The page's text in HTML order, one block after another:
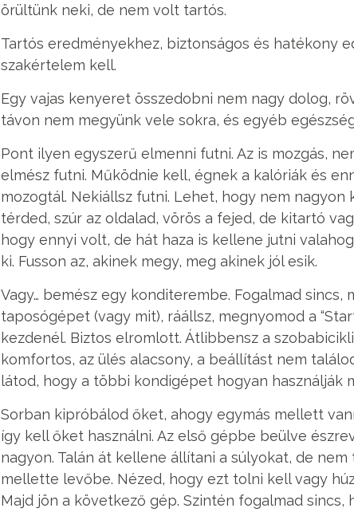
örültünk neki, de nem volt tartós.
Tartós eredményekhez, biztonságos és hatékony
szakértelem kell.
Egy vajas kenyeret összedobni nem nagy dolog,
távon nem megyünk vele sokra, és egyéb
Pont ilyen egyszerű elmenni futni. Az is mozgás,
elmész futni. Működnie kell, égnek a kalóriák és
mozogtál. Nekiállsz futni. Lehet, hogy nem
térded, szúr az oldalad, vörös a fejed, de kitartó
hogy ennyi volt, de hát haza is kellene jutni
ki. Fusson az, akinek megy, meg akinek jól esik.
Vagy… bemész egy konditerembe. Fogalmad sincs,
taposógépet (vagy mit), ráállsz, megnyomod a
kezdenél. Biztos elromlott. Átlibbensz a
komfortos, az ülés alacsony, a beállítást nem
látod, hogy a többi kondigépet hogyan használják
Sorban kipróbálod őket, ahogy egymás mellett
így kell őket használni. Az első gépbe beülve
nagyon. Talán át kellene állítani a súlyokat, de
mellette levőbe. Nézed, hogy ezt tolni kell vagy
Majd jön a következő gép. Szintén fogalmad